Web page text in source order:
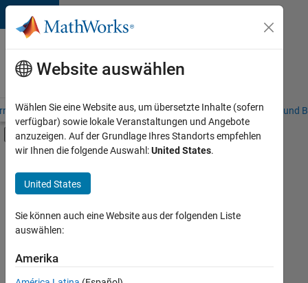
Weiter zum Inhalt
Karriere
bei
MathWorks
– Übersicht Stellensuche Niederlassungen Studierende und
Umschaltung für Off-Canvas-
Hauptinhalt
Ausgewählte
speichern
Es
Website auswählen
Wählen Sie eine Website aus, um übersetzte Inhalte (sofern
verfügbar) sowie lokale Veranstaltungen und Angebote
anzuzeigen. Auf der Grundlage Ihres Standorts empfehlen
wir Ihnen die folgende Auswahl:United States.
United States
Sie können auch eine Website aus der folgenden Liste
auswählen:
Amerika